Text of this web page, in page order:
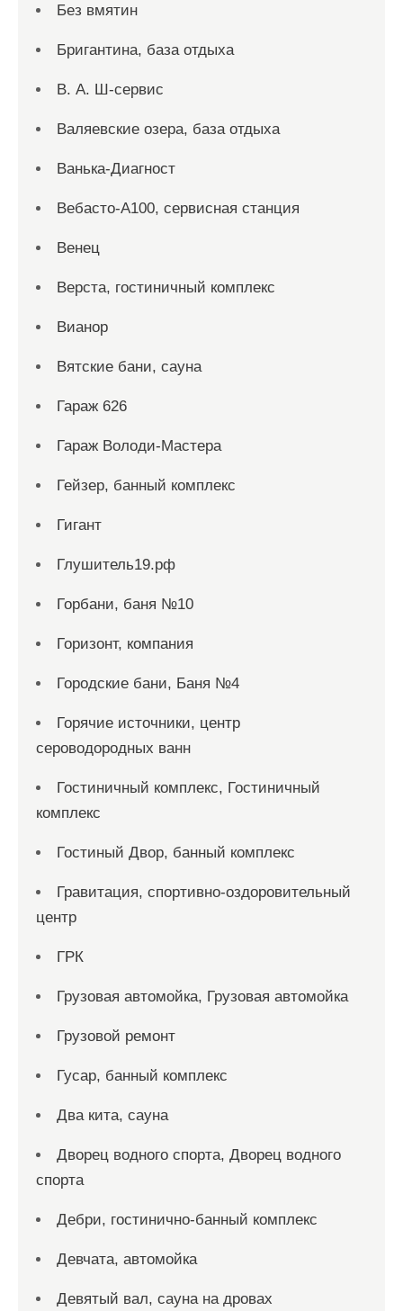
Без вмятин
Бригантина, база отдыха
В. А. Ш-сервис
Валяевские озера, база отдыха
Ванька-Диагност
Вебасто-А100, сервисная станция
Венец
Верста, гостиничный комплекс
Вианор
Вятские бани, сауна
Гараж 626
Гараж Володи-Мастера
Гейзер, банный комплекс
Гигант
Глушитель19.рф
Горбани, баня №10
Горизонт, компания
Городские бани, Баня №4
Горячие источники, центр
сероводородных ванн
Гостиничный комплекс, Гостиничный
комплекс
Гостиный Двор, банный комплекс
Гравитация, спортивно-оздоровительный
центр
ГРК
Грузовая автомойка, Грузовая автомойка
Грузовой ремонт
Гусар, банный комплекс
Два кита, сауна
Дворец водного спорта, Дворец водного
спорта
Дебри, гостинично-банный комплекс
Девчата, автомойка
Девятый вал, сауна на дровах